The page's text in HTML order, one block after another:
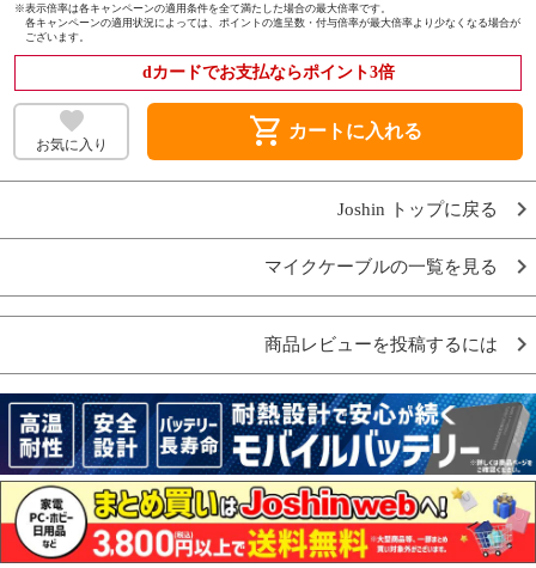
※表示倍率は各キャンペーンの適用条件を全て満たした場合の最大倍率です。
各キャンペーンの適用状況によっては、ポイントの進呈数・付与倍率が最大倍率より少なくなる場合が
ございます。
dカードでお支払ならポイント3倍
お気に入り shopping_cart カートに入れる
Joshin トップに戻る
マイクケーブルの一覧を見る
商品レビューを投稿するには